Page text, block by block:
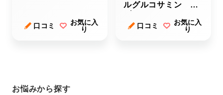
お悩みから探す
口コミ
お気に入
り
ルグルコサミン ダ
口コミ
お気に入
り